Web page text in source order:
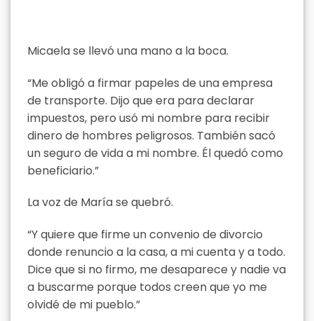
Micaela se llevó una mano a la boca.
“Me obligó a firmar papeles de una empresa
de transporte. Dijo que era para declarar
impuestos, pero usó mi nombre para recibir
dinero de hombres peligrosos. También sacó
un seguro de vida a mi nombre. Él quedó como
beneficiario.”
La voz de María se quebró.
“Y quiere que firme un convenio de divorcio
donde renuncio a la casa, a mi cuenta y a todo.
Dice que si no firmo, me desaparece y nadie va
a buscarme porque todos creen que yo me
olvidé de mi pueblo.”